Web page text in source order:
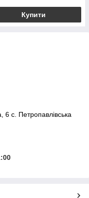
Купити
6 с. Петропавлівська